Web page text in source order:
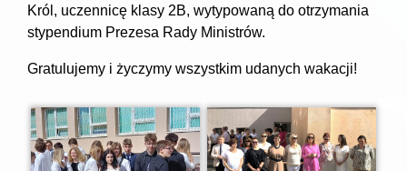
Król, uczennicę klasy 2B, wytypowaną do otrzymania
stypendium Prezesa Rady Ministrów.
Gratulujemy i życzymy wszystkim udanych wakacji!